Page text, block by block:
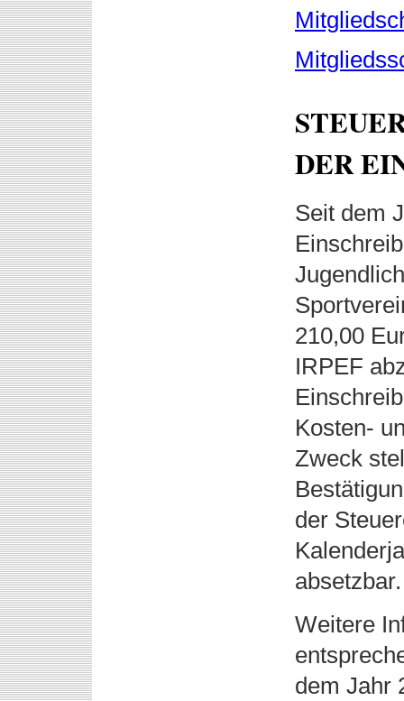
DER
Seit dem
210,00
IRPEF
Kosten-
Zweck
der
absetzbar.
Weitere
dem Jahr